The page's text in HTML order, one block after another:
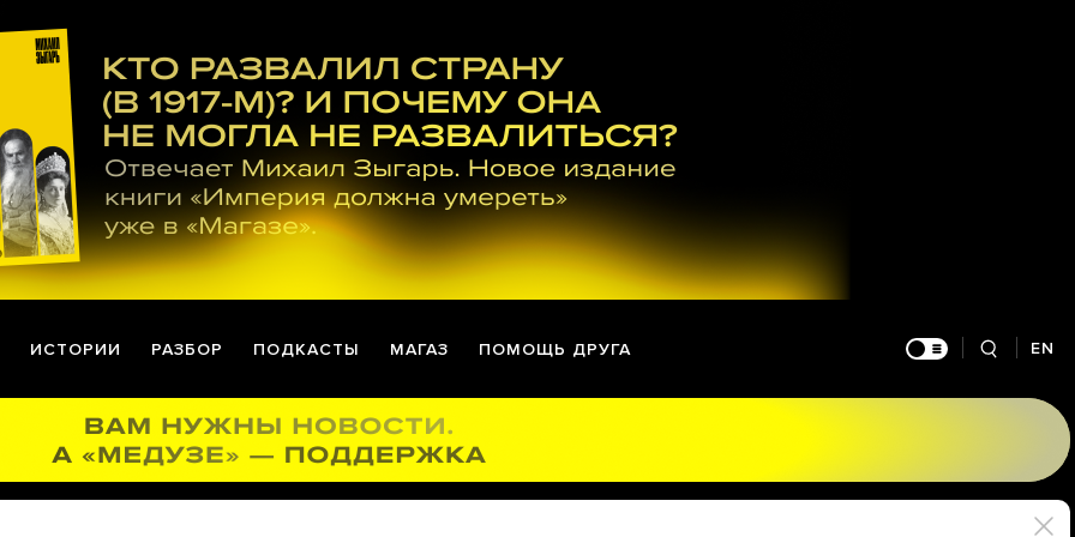
ИСТОРИИ РАЗБОР ПОДКАСТЫ МАГАЗ ПОМОЩЬ ДРУГА EN